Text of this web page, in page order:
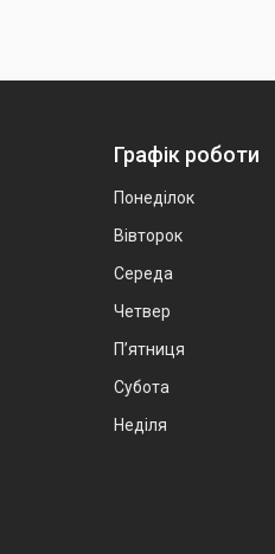
Графік роботи
Понеділок
Вівторок
Середа
Четвер
Пʼятниця
Субота
Неділя